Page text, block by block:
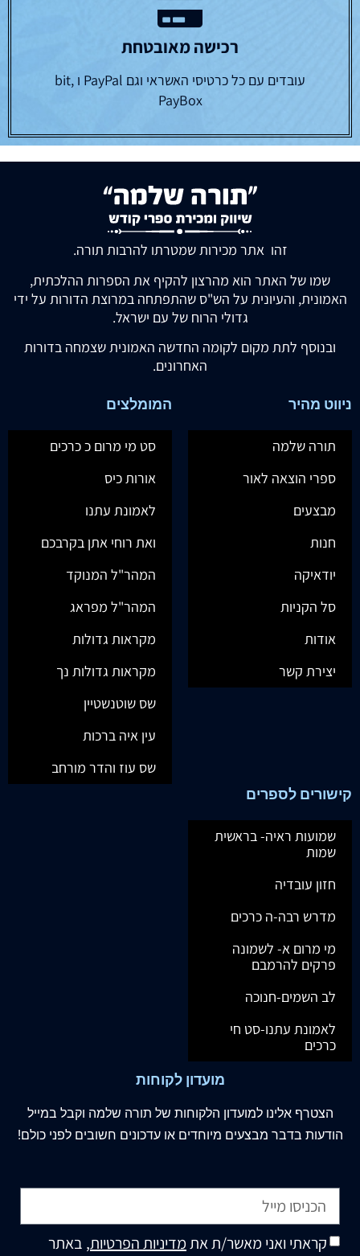
רכישה מאובטחת
עובדים עם כל כרטיסי האשראי וגם PayPal ו bit,
PayBox
זהו אתר מכירות שמטרתו להרבות תורה.
שמו של האתר הוא מהרצון להקיף את הספרות ההלכתית,
האמונית, והעיונית על הש"ס שהתפתחה במרוצת הדורות על ידי
גדולי הרוח של עם ישראל.
ובנוסף לתת מקום לקומה החדשה האמונית שצמחה בדורות
האחרונים.
ניווט מהיר
תורה שלמה
ספרי הוצאה לאור
מבצעים
חנות
יודאיקה
סל הקניות
אודות
יצירת קשר
המומלצים
סט מי מרום כ כרכים
אורות כיס
לאמונת עתנו
ואת רוחי אתן בקרבכם
המהר"ל המנוקד
המהר"ל מפראג
מקראות גדולות
מקראות גדולות נך
שס שוטנשטיין
עין איה ברכות
שס עוז והדר מורחב
קישורים לספרים
שמועות ראיה- בראשית
שמות
חזון עובדיה
מדרש רבה-ה כרכים
מי מרום א- לשמונה
פרקים להרמבם
לב השמים-חנוכה
לאמונת עתנו-סט חי
כרכים
מועדון לקוחות
הצטרף אלינו למועדון הלקוחות של תורה שלמה וקבל במייל
הודעות בדבר מבצעים מיוחדים או עדכונים חשובים לפני כולם!
קראתי ואני מאשר/ת אתמדיניות הפרטיות, באתר